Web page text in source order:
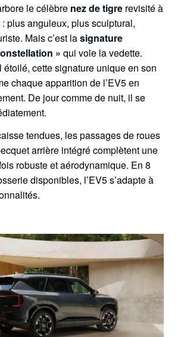
le célèbre nez de tigrerevisité à
: plus anguleux, plus sculptural,
Mais c’est lasignature
» qui vole la vedette.
étoilé, cette signature unique en son
chaque apparition de l’EV5 en
De jour comme de nuit, il se
tendues, les passages de roues
arrière intégré complètent une
robuste et aérodynamique. En 8
disponibles, l’EV5 s’adapte à